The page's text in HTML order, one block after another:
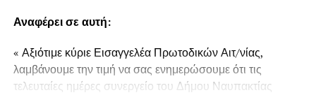
Αναφέρει σε αυτή:
« Αξιότιμε κύριε Εισαγγελέα Πρωτοδικών Αιτ/νίας,
λαμβάνουμε την τιμή να σας ενημερώσουμε ότι τις
τελευταίες ημέρες συνεργείο του Δήμου Ναυπακτίας